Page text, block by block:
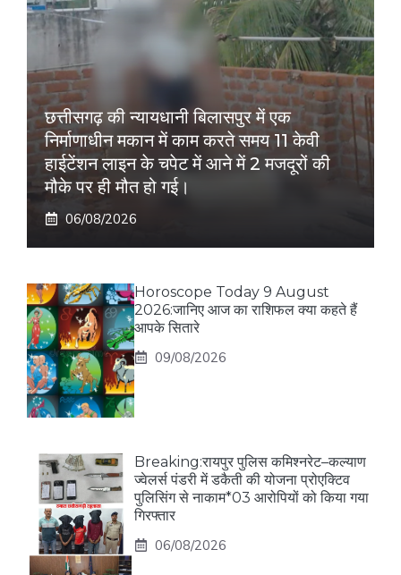
छत्तीसगढ़ की न्यायधानी बिलासपुर में एक
निर्माणाधीन मकान में काम करते समय 11 केवी
हाईटेंशन लाइन के चपेट में आने में 2 मजदूरों की
मौके पर ही मौत हो गई।
06/08/2026
Horoscope Today 9 August
2026:जानिए आज का राशिफल क्या कहते हैं
आपके सितारे
09/08/2026
Breaking:रायपुर पुलिस कमिश्नरेट–कल्याण
ज्वेलर्स पंडरी में डकैती की योजना प्रोएक्टिव
पुलिसिंग से नाकाम*03 आरोपियों को किया गया
गिरफ्तार
06/08/2026